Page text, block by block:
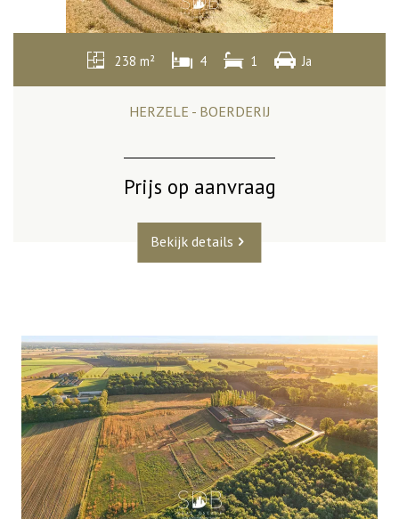
238 m² 4 1 Ja
HERZELE - BOERDERIJ
Prijs op aanvraag
Bekijk details